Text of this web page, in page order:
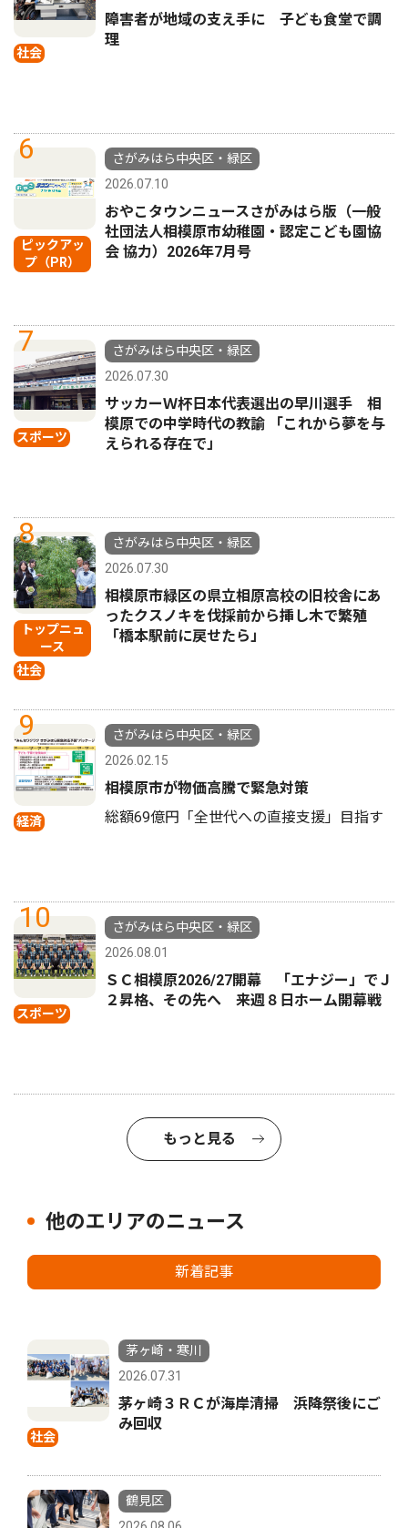
社会
障害者が地域の支え手に 子ども食堂で調
理
6
ピックアッ
プ（PR）
さがみはら中央区・緑区
2026.07.10
おやこタウンニュースさがみはら版（一般
社団法人相模原市幼稚園・認定こども園協
会 協力）2026年7月号
7
スポーツ
さがみはら中央区・緑区
2026.07.30
サッカーＷ杯日本代表選出の早川選手 相
模原での中学時代の教諭 「これから夢を与
えられる存在で」
8
トップニュ
ース
社会
さがみはら中央区・緑区
2026.07.30
相模原市緑区の県立相原高校の旧校舎にあ
ったクスノキを伐採前から挿し木で繁殖
「橋本駅前に戻せたら」
9
経済
さがみはら中央区・緑区
2026.02.15
相模原市が物価高騰で緊急対策
総額69億円「全世代への直接支援」目指す
10
スポーツ
さがみはら中央区・緑区
2026.08.01
ＳＣ相模原2026/27開幕 「エナジー」でＪ
２昇格、その先へ 来週８日ホーム開幕戦
もっと見る
他のエリアのニュース
新着記事
社会
茅ヶ崎・寒川
2026.07.31
茅ヶ崎３ＲＣが海岸清掃 浜降祭後にご
み回収
鶴見区